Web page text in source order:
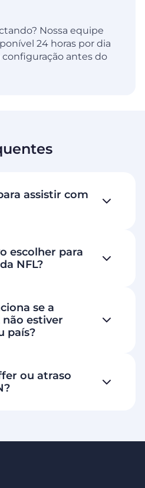
Nossa equipe
24 horas por dia
configuração antes do
assistir com
escolher para
NFL?
se a
estiver
país?
ou atraso